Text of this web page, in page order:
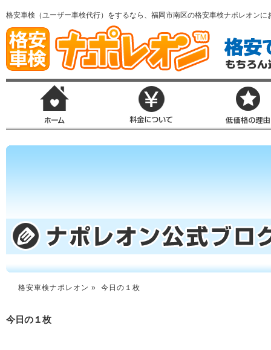
格安車検（ユーザー車検代行）をするなら、福岡市南区の格安車検ナポレオンに
格安車検ナポレオン » 今日の１枚
今日の１枚